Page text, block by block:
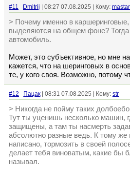
#11 Dmitrij | 08:27 07.08.2025 | Кому:
> Почему именно в
выделяются на общем фоне?
автомобиль.
Может, это субъективное, но мне
кажется, что на шеринговых в
те, у кого своя. Возможно, потому
#12 Пацак | 08:31 07.08.2025 | Кому: str
> Никогда не пойму таких
Тут ты уценишь несколько машин,
защищены, а там ты насмерть
абсолютно разные ведь. К тому же
написано, тормозить в своей
делает тебя виноватым, какие бы
называл.